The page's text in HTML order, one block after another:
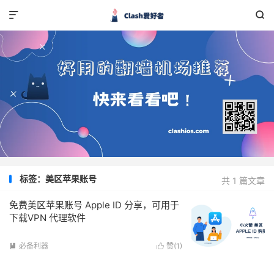


共 1 篇文章
标签：美区苹果账号
免费美区苹果账号 Apple ID 分享，可用于
下载VPN 代理软件
 赞(1 )
 必备利器